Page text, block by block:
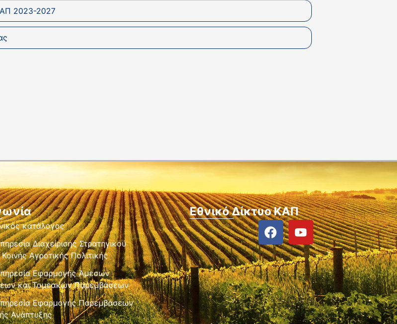
2023-2027
κατάλογος
Διαχείρισης Στρατηγικού
Αγροτικής Πολιτικής
Εφαρμογής Άμεσων
και Τομεακών Παρεμβάσεων
Εφαρμογής Παρεμβάσεων
Ανάπτυξης
Εθνικό Δίκτυο ΚΑΠ